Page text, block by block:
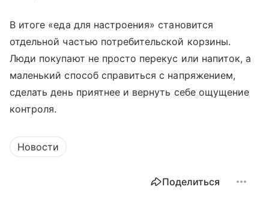
В итоге «еда для настроения» становится
отдельной частью потребительской корзины.
Люди покупают не просто перекус или напиток, а
маленький способ справиться с напряжением,
сделать день приятнее и вернуть себе ощущение
контроля.
Новости
Поделиться